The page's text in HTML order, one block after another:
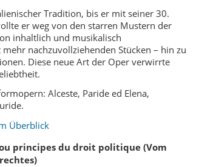
Tradition, bis er mit seiner 30.
er weg von den starren Mustern der
inhaltlich und musikalisch
nachzuvollziehenden Stücken – hin zu
Diese neue Art der Oper verwirrte
Alceste, Paride ed Elena,
Überblick
ou principes du droit politique (Vom